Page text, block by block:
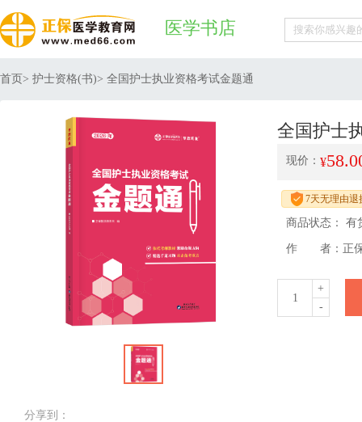
医学书店
首页 > 护士资格(书)> 全国护士执业资格考试金题通
分享到：
全国护士
现价： ¥
7天无理由退
商品状态： 有
作 者：正保
1
+
-